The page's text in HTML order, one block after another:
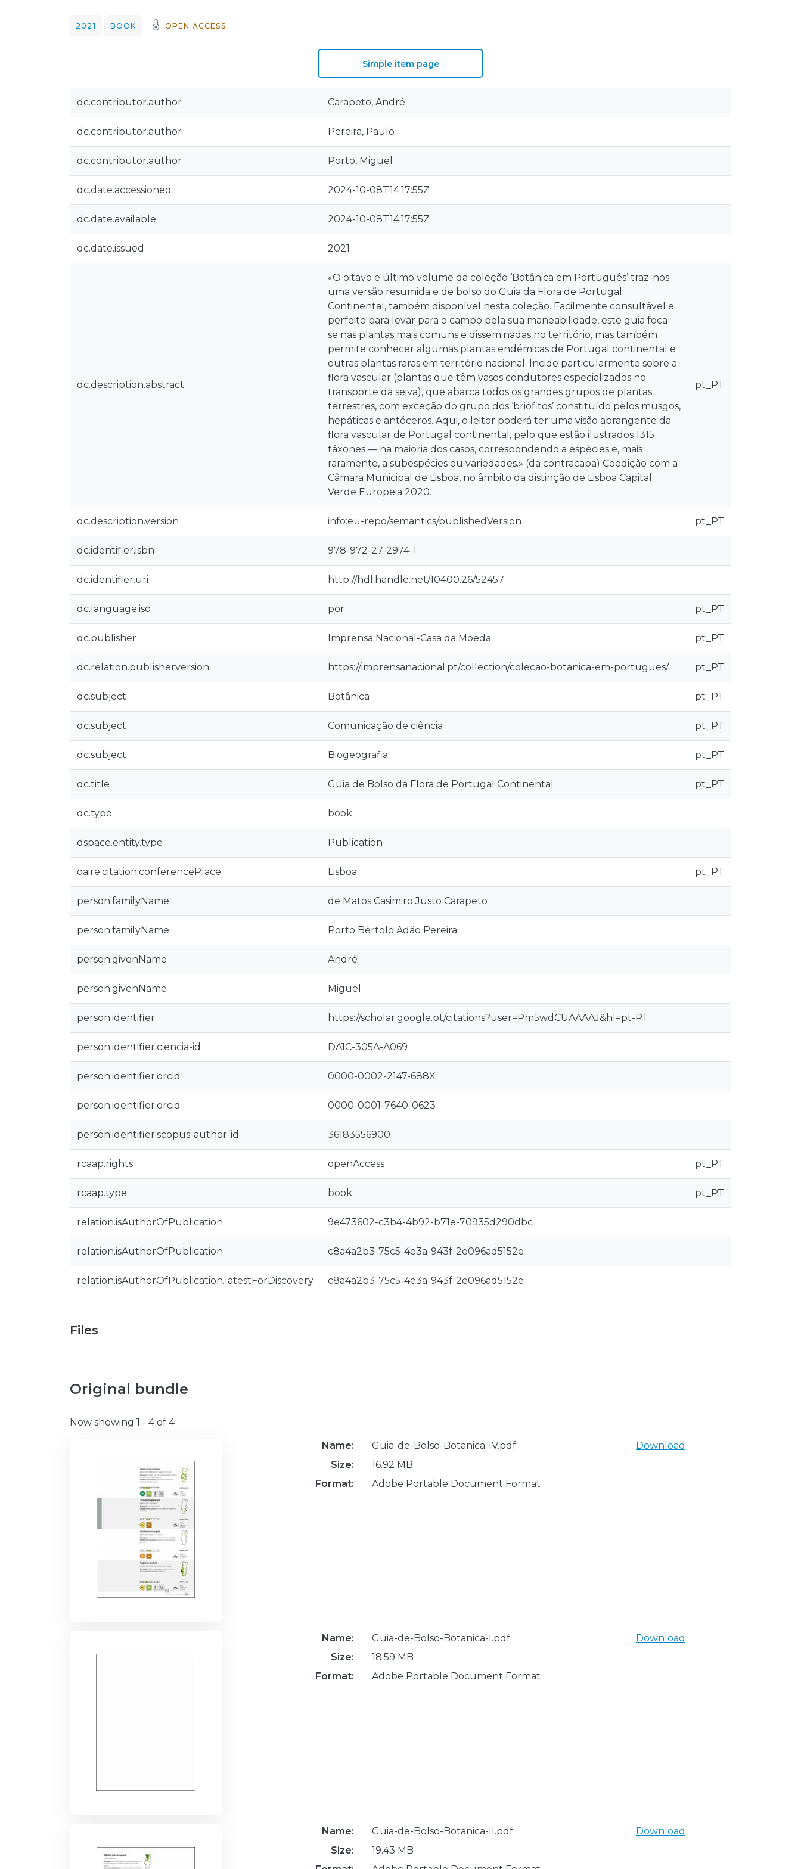
2021 BOOK OPEN ACCESS
Simple item page
dc.contributor.author Carapeto, André
dc.contributor.author Pereira, Paulo
dc.contributor.author Porto, Miguel
dc.date.accessioned 2024-10-08T14:17:55Z
dc.date.available 2024-10-08T14:17:55Z
dc.date.issued 2021
dc.description.abstract
«O oitavo e último volume da coleção ‘Botânica em Português’ traz-nos
uma versão resumida e de bolso do Guia da Flora de Portugal
Continental, também disponível nesta coleção. Facilmente consultável e
perfeito para levar para o campo pela sua maneabilidade, este guia foca-
se nas plantas mais comuns e disseminadas no território, mas também
permite conhecer algumas plantas endémicas de Portugal continental e
outras plantas raras em território nacional. Incide particularmente sobre a
flora vascular (plantas que têm vasos condutores especializados no
transporte da seiva), que abarca todos os grandes grupos de plantas
terrestres, com exceção do grupo dos ‘briófitos’ constituído pelos musgos,
hepáticas e antóceros. Aqui, o leitor poderá ter uma visão abrangente da
flora vascular de Portugal continental, pelo que estão ilustrados 1315
táxones — na maioria dos casos, correspondendo a espécies e, mais
raramente, a subespécies ou variedades.» (da contracapa) Coedição com a
Câmara Municipal de Lisboa, no âmbito da distinção de Lisboa Capital
Verde Europeia 2020.
pt_PT
dc.description.version info:eu-repo/semantics/publishedVersion pt_PT
dc.identifier.isbn 978-972-27-2974-1
dc.identifier.uri http://hdl.handle.net/10400.26/52457
dc.language.iso por pt_PT
dc.publisher Imprensa Nacional-Casa da Moeda pt_PT
dc.relation.publisherversion https://imprensanacional.pt/collection/colecao-botanica-em-portugues/ pt_PT
dc.subject Botânica pt_PT
dc.subject Comunicação de ciência pt_PT
dc.subject Biogeografia pt_PT
dc.title Guia de Bolso da Flora de Portugal Continental pt_PT
dc.type book
dspace.entity.type Publication
oaire.citation.conferencePlace Lisboa pt_PT
person.familyName de Matos Casimiro Justo Carapeto
person.familyName Porto Bértolo Adão Pereira
person.givenName André
person.givenName Miguel
person.identifier https://scholar.google.pt/citations?user=Pm5wdCUAAAAJ&hl=pt-PT
person.identifier.ciencia-id DA1C-305A-A069
person.identifier.orcid 0000-0002-2147-688X
person.identifier.orcid 0000-0001-7640-0623
person.identifier.scopus-author-id 36183556900
rcaap.rights openAccess pt_PT
rcaap.type book pt_PT
relation.isAuthorOfPublication 9e473602-c3b4-4b92-b71e-70935d290dbc
relation.isAuthorOfPublication c8a4a2b3-75c5-4e3a-943f-2e096ad5152e
relation.isAuthorOfPublication.latestForDiscovery c8a4a2b3-75c5-4e3a-943f-2e096ad5152e
Files
Original bundle
Now showing 1 - 4 of 4
Name:
Guia-de-Bolso-Botanica-IV.pdf
Size:
16.92 MB
Format:
Adobe Portable Document Format
Download
Name:
Guia-de-Bolso-Botanica-I.pdf
Size:
18.59 MB
Format:
Adobe Portable Document Format
Download
Name:
Guia-de-Bolso-Botanica-II.pdf
Size:
19.43 MB
Download